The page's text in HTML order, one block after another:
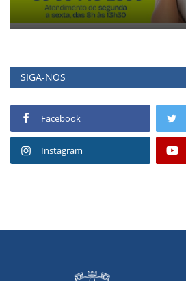
SIGA-NOS
Facebook
Instagram